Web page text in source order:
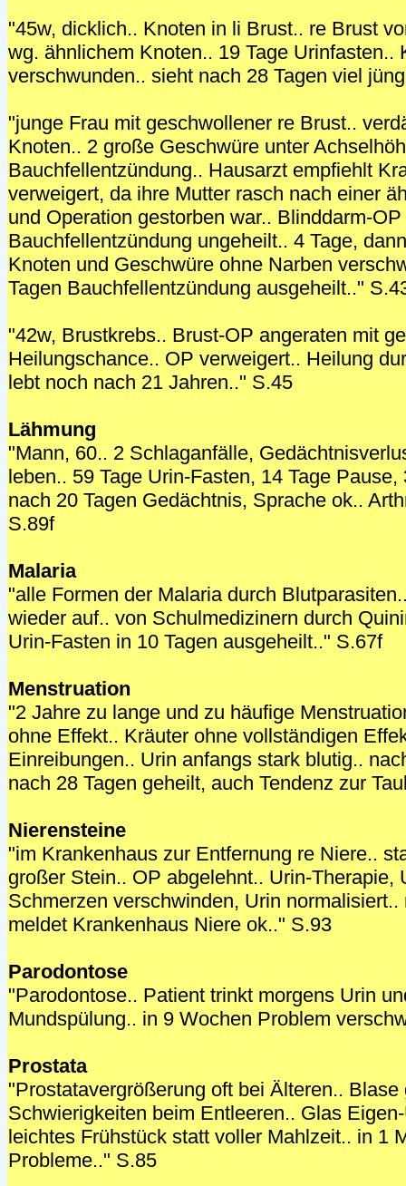
"45w, dicklich.. Knoten in li Brust.. re Brust
wg. ähnlichem Knoten.. 19 Tage Urinfasten..
verschwunden.. sieht nach 28 Tagen viel
"junge Frau mit geschwollener re Brust..
Knoten.. 2 große Geschwüre unter
Bauchfellentzündung.. Hausarzt empfiehlt
verweigert, da ihre Mutter rasch nach einer
und Operation gestorben war.. Blinddarm-
Bauchfellentzündung ungeheilt.. 4 Tage,
Knoten und Geschwüre ohne Narben
Tagen Bauchfellentzündung ausgeheilt.."
"42w, Brustkrebs.. Brust-OP angeraten mit
Heilungschance.. OP verweigert.. Heilung
lebt noch nach 21 Jahren.." S.45
Lähmung
"Mann, 60.. 2 Schlaganfälle,
leben.. 59 Tage Urin-Fasten, 14 Tage
nach 20 Tagen Gedächtnis, Sprache ok..
S.89f
Malaria
"alle Formen der Malaria durch
wieder auf.. von Schulmedizinern durch
Urin-Fasten in 10 Tagen ausgeheilt.." S.67f
Menstruation
"2 Jahre zu lange und zu häufige
ohne Effekt.. Kräuter ohne vollständigen
Einreibungen.. Urin anfangs stark blutig..
nach 28 Tagen geheilt, auch Tendenz zur
Nierensteine
"im Krankenhaus zur Entfernung re Niere..
großer Stein.. OP abgelehnt.. Urin-Therapie,
Schmerzen verschwinden, Urin normalisiert..
meldet Krankenhaus Niere ok.." S.93
Parodontose
"Parodontose.. Patient trinkt morgens Urin
Mundspülung.. in 9 Wochen Problem
Prostata
"Prostatavergrößerung oft bei Älteren.. Blase
Schwierigkeiten beim Entleeren.. Glas
leichtes Frühstück statt voller Mahlzeit.. in 1
Probleme.." S.85